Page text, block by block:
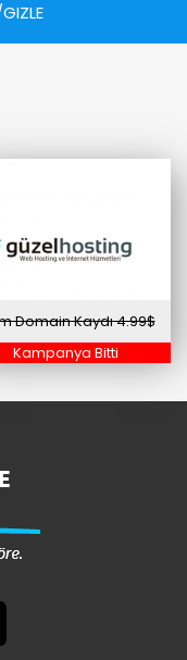
Domain Kaydı 4.99$
Kampanya Bitti